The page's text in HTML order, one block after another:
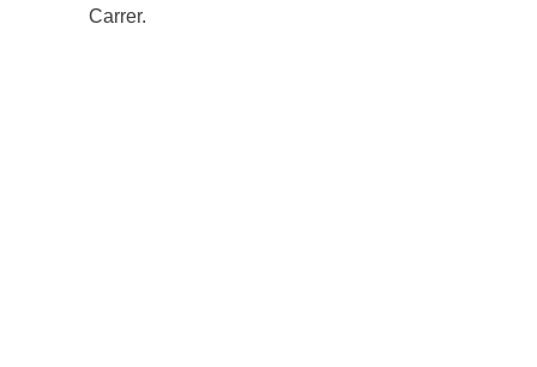
Carrer.